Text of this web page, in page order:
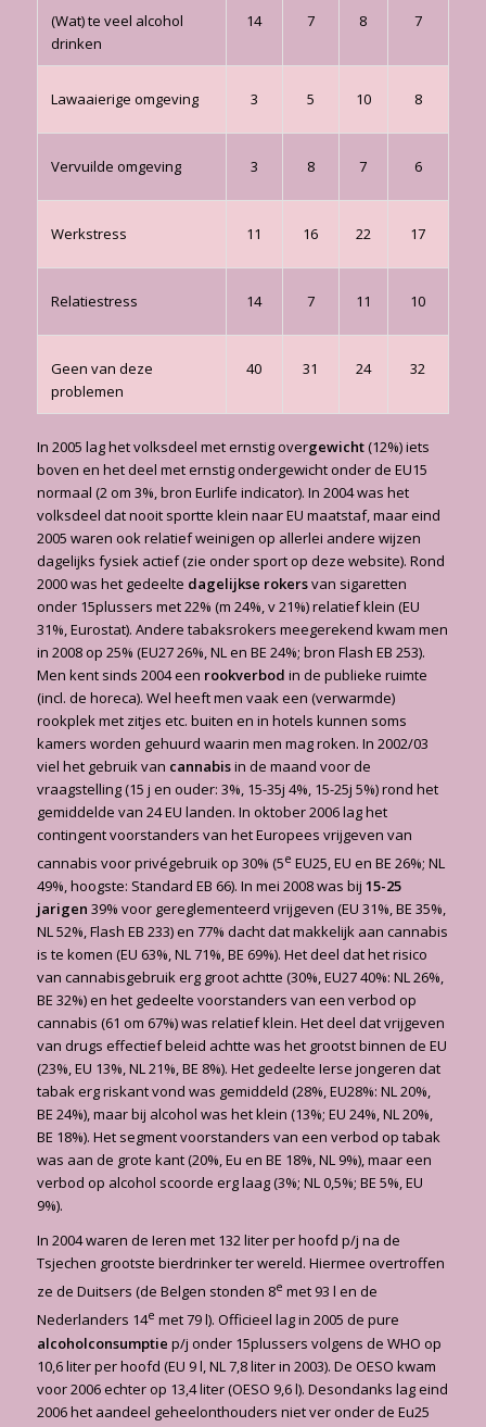
(Wat) te veel alcohol
drinken
14 7 8 7
Lawaaierige omgeving 3 5 10 8
Vervuilde omgeving 3 8 7 6
Werkstress 11 16 22 17
Relatiestress 14 7 11 10
Geen van deze
problemen
40 31 24 32
In 2005 lag het volksdeel met ernstig overgewicht(12%) iets
boven en het deel met ernstig ondergewicht onder de EU15
normaal (2 om 3%, bron Eurlife indicator). In 2004 was het
volksdeel dat nooit sportte klein naar EU maatstaf, maar eind
2005 waren ook relatief weinigen op allerlei andere wijzen
dagelijks fysiek actief (zie onder sport op deze website). Rond
2000 was het gedeelte dagelijkse rokersvan sigaretten
onder 15plussers met 22% (m 24%, v 21%) relatief klein (EU
31%, Eurostat). Andere tabaksrokers meegerekend kwam men
in 2008 op 25% (EU27 26%, NL en BE 24%; bron Flash EB 253).
Men kent sinds 2004 een rookverbod in de publieke ruimte
(incl. de horeca). Wel heeft men vaak een (verwarmde)
rookplek met zitjes etc. buiten en in hotels kunnen soms
kamers worden gehuurd waarin men mag roken. In 2002/03
viel het gebruik van cannabisin de maand voor de
vraagstelling (15 j en ouder: 3%, 15-35j 4%, 15-25j 5%) rond het
gemiddelde van 24 EU landen. In oktober 2006 lag het
contingent voorstanders van het Europees vrijgeven van
cannabis voor privégebruik op 30% (5e EU25, EU en BE 26%; NL
49%, hoogste: Standard EB 66). In mei 2008 was bij 15-25
jarigen 39% voor gereglementeerd vrijgeven (EU 31%, BE 35%,
NL 52%, Flash EB 233) en 77% dacht dat makkelijk aan cannabis
is te komen (EU 63%, NL 71%, BE 69%). Het deel dat het risico
van cannabisgebruik erg groot achtte (30%, EU27 40%: NL 26%,
BE 32%) en het gedeelte voorstanders van een verbod op
cannabis (61 om 67%) was relatief klein. Het deel dat vrijgeven
van drugs effectief beleid achtte was het grootst binnen de EU
(23%, EU 13%, NL 21%, BE 8%). Het gedeelte Ierse jongeren dat
tabak erg riskant vond was gemiddeld (28%, EU28%: NL 20%,
BE 24%), maar bij alcohol was het klein (13%; EU 24%, NL 20%,
BE 18%). Het segment voorstanders van een verbod op tabak
was aan de grote kant (20%, Eu en BE 18%, NL 9%), maar een
verbod op alcohol scoorde erg laag (3%; NL 0,5%; BE 5%, EU
9%).
In 2004 waren de Ieren met 132 liter per hoofd p/j na de
Tsjechen grootste bierdrinker ter wereld. Hiermee overtroffen
ze de Duitsers (de Belgen stonden 8e met 93 l en de
Nederlanders 14e met 79 l). Officieel lag in 2005 de pure
alcoholconsumptie p/j onder 15plussers volgens de WHO op
10,6 liter per hoofd (EU 9 l, NL 7,8 liter in 2003). De OESO kwam
voor 2006 echter op 13,4 liter (OESO 9,6 l). Desondanks lag eind
2006 het aandeel geheelonthouders niet ver onder de Eu25